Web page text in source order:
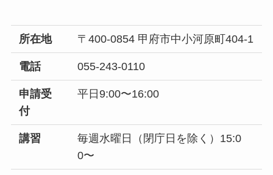
所在地 〒400-0854 甲府市中小河原町404-1
電話 055-243-0110
申請受
付
平日9:00〜16:00
講習
毎週水曜日（閉庁日を除く）15:0
0〜